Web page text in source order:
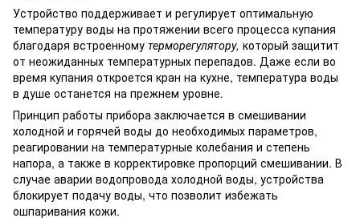
Устройство поддерживает и регулирует оптимальную
температуру воды на протяжении всего процесса купания
благодаря встроенному терморегулятору, который защитит
от неожиданных температурных перепадов. Даже если во
время купания откроется кран на кухне, температура воды
в душе останется на прежнем уровне.
Принцип работы прибора заключается в смешивании
холодной и горячей воды до необходимых параметров,
реагировании на температурные колебания и степень
напора, а также в корректировке пропорций смешивании. В
случае аварии водопровода холодной воды, устройства
блокирует подачу воды, что позволит избежать
ошпаривания кожи.